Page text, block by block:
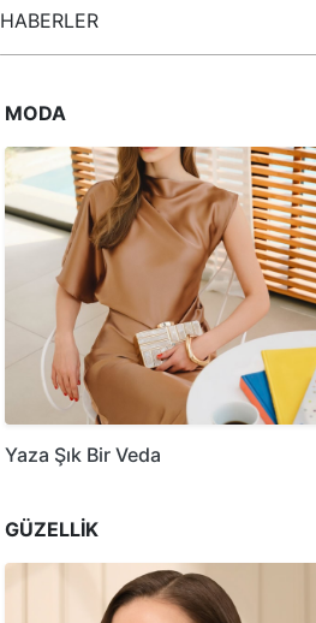
HABERLER
MODA
Yaza Şık Bir Veda
GÜZELLİK